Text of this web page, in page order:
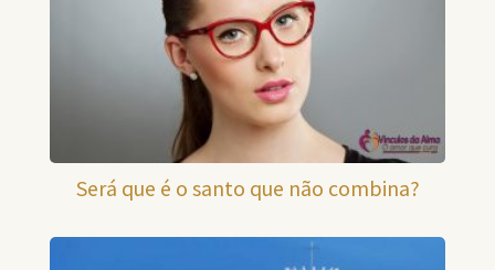
Será que é o santo que não combina?